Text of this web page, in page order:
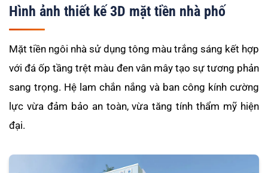
Hình ảnh thiết kế 3D mặt tiền nhà phố
Mặt tiền ngôi nhà sử dụng tông màu trắng sáng kết hợp
với đá ốp tầng trệt màu đen vân mây tạo sự tương phản
sang trọng. Hệ lam chắn nắng và ban công kính cường
lực vừa đảm bảo an toàn, vừa tăng tính thẩm mỹ hiện
đại.